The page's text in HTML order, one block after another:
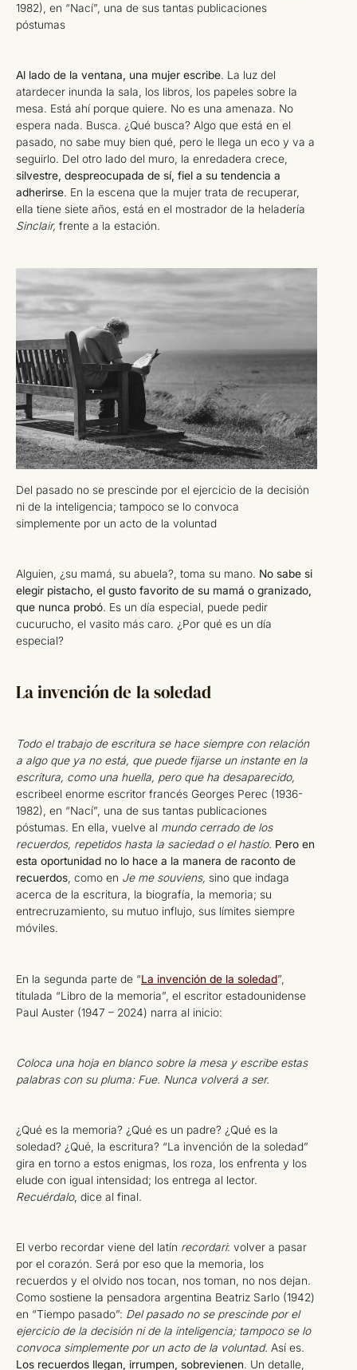
1982), en “Nací”, una de sus tantas publicaciones
póstumas
Al lado de la ventana, una mujer escribe. La luz del
atardecer inunda la sala, los libros, los papeles sobre la
mesa. Está ahí porque quiere. No es una amenaza. No
espera nada. Busca. ¿Qué busca? Algo que está en el
pasado, no sabe muy bien qué, pero le llega un eco y va a
seguirlo. Del otro lado del muro, la enredadera crece,
silvestre, despreocupada de sí, fiel a su tendencia a
adherirse. En la escena que la mujer trata de recuperar,
ella tiene siete años, está en el mostrador de la heladería
Sinclair, frente a la estación.
Del pasado no se prescinde por el ejercicio de la decisión
ni de la inteligencia; tampoco se lo convoca
simplemente por un acto de la voluntad
Alguien, ¿su mamá, su abuela?, toma su mano. No sabe si
elegir pistacho, el gusto favorito de su mamá o granizado,
que nunca probó. Es un día especial, puede pedir
cucurucho, el vasito más caro. ¿Por qué es un día
especial?
La invención de la soledad
Todo el trabajo de escritura se hace siempre con relación
a algo que ya no está, que puede fijarse un instante en la
escritura, como una huella, pero que ha desaparecido,
escribeel enorme escritor francés Georges Perec (1936-
1982), en “Nací”, una de sus tantas publicaciones
póstumas. En ella, vuelve al mundo cerrado de los
recuerdos, repetidos hasta la saciedad o el hastío. Pero en
esta oportunidad no lo hace a la manera de raconto de
recuerdos, como en Je me souviens, sino que indaga
acerca de la escritura, la biografía, la memoria; su
entrecruzamiento, su mutuo influjo, sus límites siempre
móviles.
En la segunda parte de “La invención de la soledad”,
titulada “Libro de la memoria”, el escritor estadounidense
Paul Auster (1947 – 2024) narra al inicio:
Coloca una hoja en blanco sobre la mesa y escribe estas
palabras con su pluma: Fue. Nunca volverá a ser.
¿Qué es la memoria? ¿Qué es un padre? ¿Qué es la
soledad? ¿Qué, la escritura? “La invención de la soledad”
gira en torno a estos enigmas, los roza, los enfrenta y los
elude con igual intensidad; los entrega al lector.
Recuérdalo, dice al final.
El verbo recordar viene del latín recordari: volver a pasar
por el corazón. Será por eso que la memoria, los
recuerdos y el olvido nos tocan, nos toman, no nos dejan.
Como sostiene la pensadora argentina Beatriz Sarlo (1942)
en “Tiempo pasado”: Del pasado no se prescinde por el
ejercicio de la decisión ni de la inteligencia; tampoco se lo
convoca simplemente por un acto de la voluntad. Así es.
Los recuerdos llegan, irrumpen, sobrevienen. Un detalle,